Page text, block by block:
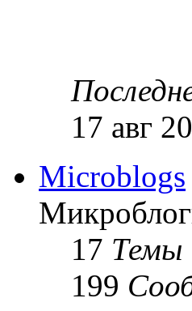
17 авг
Microblogs
17 Темы
199